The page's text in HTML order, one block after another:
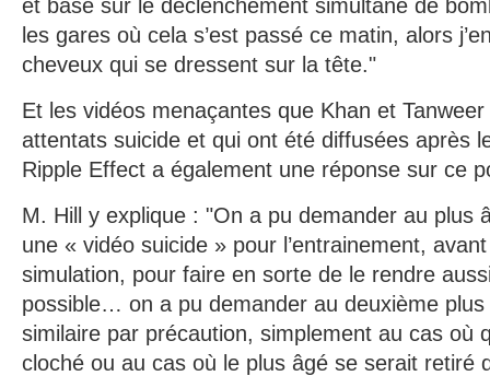
et basé sur le déclenchement simultané de
les gares où cela s’est passé ce matin, alors
cheveux qui se dressent sur la tête."
Et les vidéos menaçantes que Khan et
attentats suicide et qui ont été diffusées après
Ripple Effect a également une réponse sur ce
M. Hill y explique : "On a pu demander au plus
une « vidéo suicide » pour l’entrainement, avant
simulation, pour faire en sorte de le rendre
possible… on a pu demander au deuxième
similaire par précaution, simplement au cas où
cloché ou au cas où le plus âgé se serait retiré